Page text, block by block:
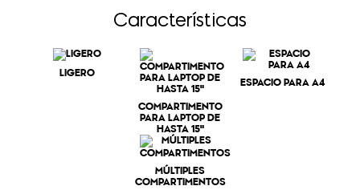
Características
LIGERO
COMPARTIMENTO
PARA LAPTOP DE
HASTA 15"
ESPACIO PARA A4
MÚLTIPLES
COMPARTIMENTOS